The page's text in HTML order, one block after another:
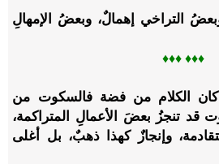
التراخي إهمالٌ، وبعضُ الإمهالِ
♦♦
♦ ♦
♦♦
الكلام من فضة فالسكوت من
تنجزُ بعضَ الأعمالِ المتراكمة،
وإنجازٌ كهذا ذهبٌ، بل أغلى